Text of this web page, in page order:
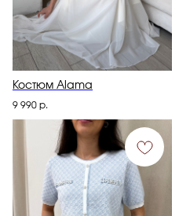
Костюм Alama
9 990 р.